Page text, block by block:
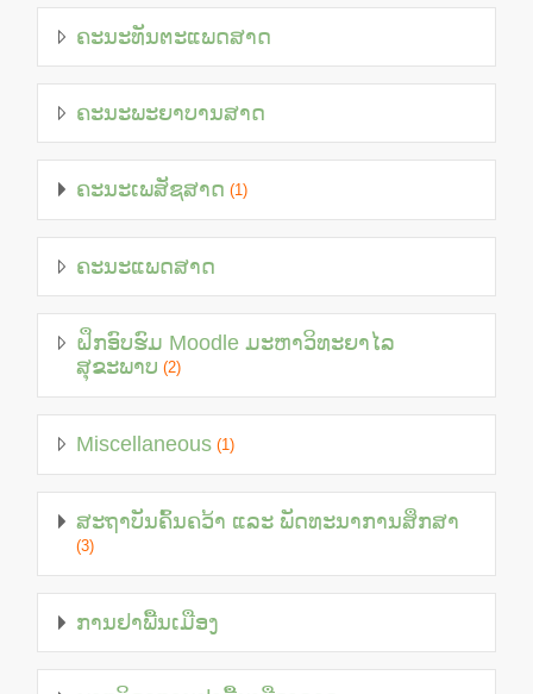
ຄະນະທັນຕະແພດສາດ
ຄະນະພະຍາບານສາດ
ຄະນະເພສັຊສາດ (1)
ຄະນະແພດສາດ
ຝຶກອົບຮົມ Moodle ມະຫາວິທະຍາໄລ
ສຸຂະພາບ (2)
Miscellaneous (1)
ສະຖາບັນຄົ້ນຄວ້າ ແລະ ພັດທະນາການສຶກສາ
(3)
ການຢາພື້ນເມືອງ